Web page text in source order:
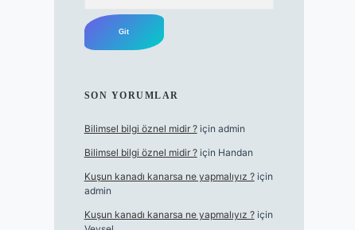
SON YORUMLAR
Bilimsel bilgi öznel midir ?için admin
Bilimsel bilgi öznel midir ?için Handan
Kuşun kanadı kanarsa ne yapmalıyız ?için
admin
Kuşun kanadı kanarsa ne yapmalıyız ?için